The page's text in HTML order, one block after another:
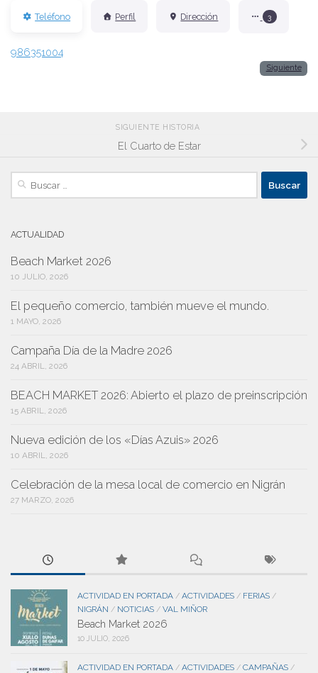
Teléfono Perfil Dirección 3
986351004
Siguiente
SIGUIENTE HISTORIA
El Cuarto de Estar
Buscar:
ACTUALIDAD
Beach Market 2026
10 JULIO, 2026
El pequeño comercio, también mueve el mundo.
1 MAYO, 2026
Campaña Día de la Madre 2026
24 ABRIL, 2026
BEACH MARKET 2026: Abierto el plazo de preinscripción
15 ABRIL, 2026
Nueva edición de los «Días Azuis» 2026
10 ABRIL, 2026
Celebración de la mesa local de comercio en Nigrán
27 MARZO, 2026
ACTIVIDAD EN PORTADA / ACTIVIDADES / FERIAS /
NIGRÁN / NOTICIAS / VAL MIÑOR
Beach Market 2026
10 JULIO, 2026
ACTIVIDAD EN PORTADA / ACTIVIDADES / CAMPAÑAS /